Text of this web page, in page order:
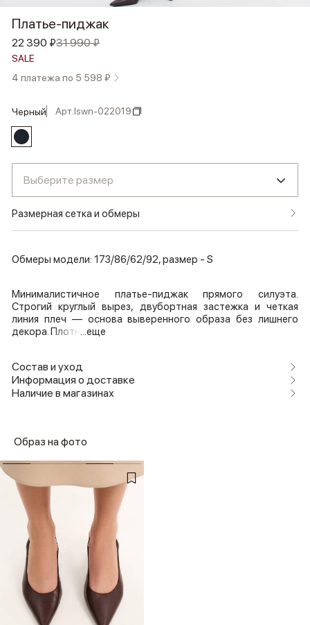
Платье-пиджак
22 390 ₽31 990 ₽
SALE
4 платежа по 5 598 ₽
черный Арт.lswn-022019
Выберите размер
Размерная сетка и обмеры
Обмеры модели: 173/86/62/92, размер - S
Минималистичное платье-пиджак прямого силуэта.
Строгий круглый вырез, двубортная застежка и четкая
линия плеч — основа выверенного образа без лишнего
декора. Плотн ...еще
Состав и уход
Информация о доставке
Наличие в магазинах
Образ на фото